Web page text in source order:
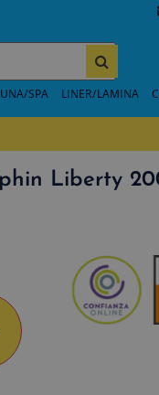
SPA LINER/LAMINA
Liberty